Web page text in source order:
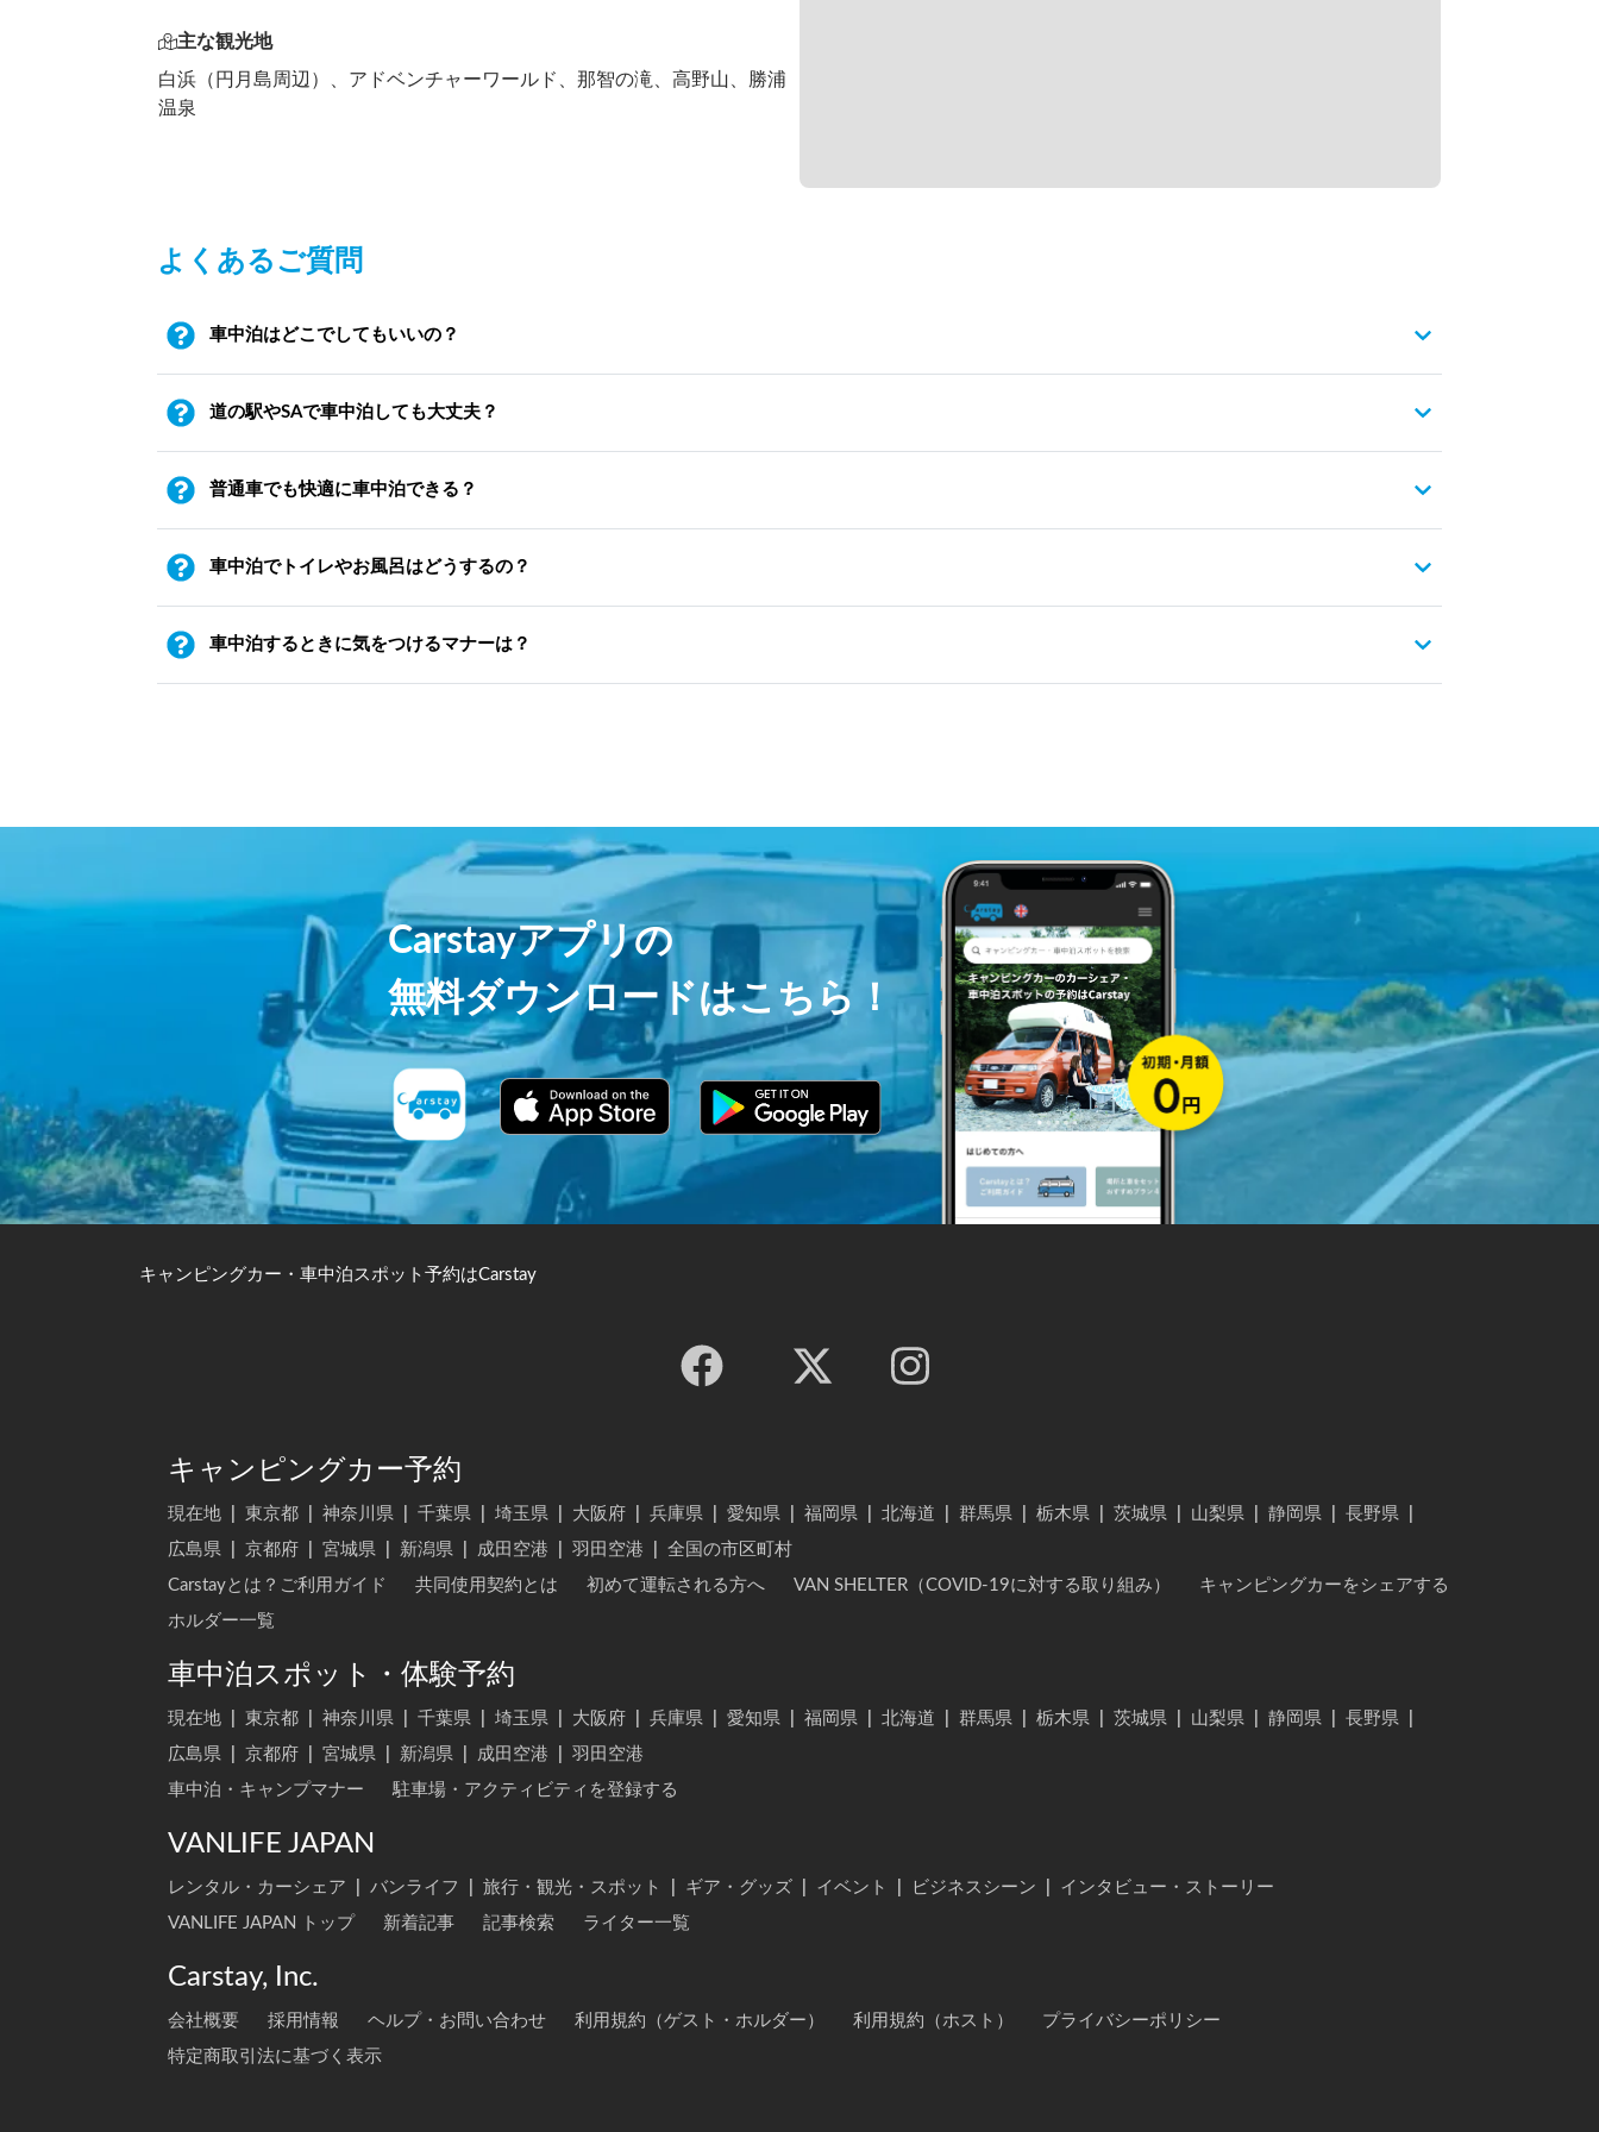
主な観光地
白浜（円月島周辺）、アドベンチャーワールド、那智の滝、高野山、勝浦
温泉
よくあるご質問
車中泊はどこでしてもいいの？
道の駅やSAで車中泊しても大丈夫？
普通車でも快適に車中泊できる？
車中泊でトイレやお風呂はどうするの？
車中泊するときに気をつけるマナーは？
Carstayアプリの
無料ダウンロードはこちら！
キャンピングカー・車中泊スポット予約はCarstay
キャンピングカー予約
現在地 東京都 神奈川県 千葉県 埼玉県 大阪府 兵庫県 愛知県 福岡県 北海道 群馬県 栃木県 茨城県 山梨県 静岡県 長野県
広島県
京都府 宮城県 新潟県 成田空港 羽田空港
全国の市区町村
Carstayとは？ご利用ガイド
共同使用契約とは 初めて運転される方へ VAN SHELTER（COVID-19に対する取り組み）
キャンピングカーをシェアする
ホルダー一覧
車中泊スポット・体験予約
現在地 東京都 神奈川県 千葉県 埼玉県 大阪府 兵庫県 愛知県 福岡県 北海道 群馬県 栃木県 茨城県 山梨県 静岡県 長野県
広島県
京都府 宮城県 新潟県 成田空港
羽田空港
車中泊・キャンプマナー
駐車場・アクティビティを登録する
VANLIFE JAPAN
レンタル・カーシェア バンライフ 旅行・観光・スポット ギア・グッズ イベント ビジネスシーン
インタビュー・ストーリー
VANLIFE JAPAN トップ
新着記事 記事検索 ライター一覧
Carstay, Inc.
会社概要 採用情報 ヘルプ・お問い合わせ 利用規約（ゲスト・ホルダー） 利用規約（ホスト）
プライバシーポリシー
特定商取引法に基づく表示